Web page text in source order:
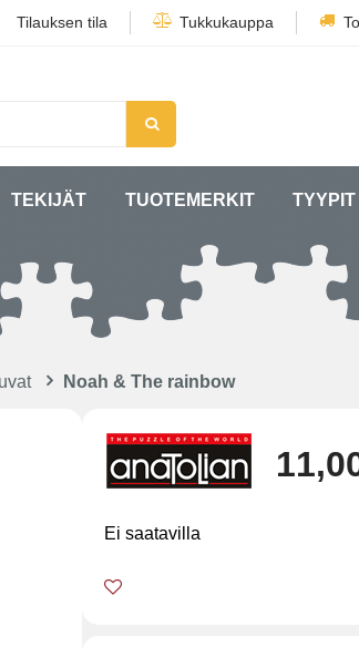
Tilauksen tila Tukkukauppa
TEKIJÄT TUOTEMERKIT TYYPIT
Noah & The rainbow
Ei saatavilla